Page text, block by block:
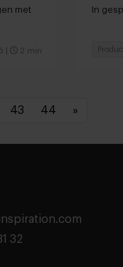
met
2 min
In
43 44 »
32